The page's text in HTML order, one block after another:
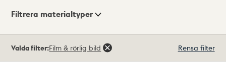
Visningsläge
Filtrera materialtyper
träffar
Valda filter:Film & rörlig bild Rensa filter